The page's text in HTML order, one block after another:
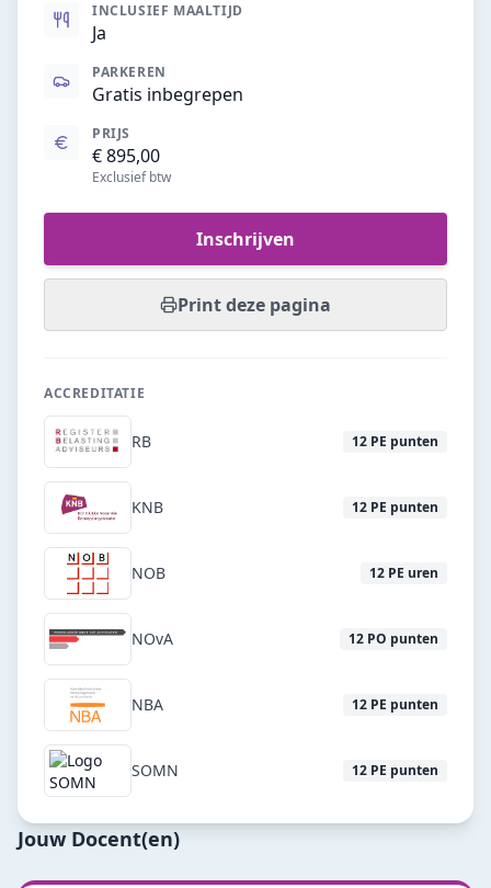
INCLUSIEF MAALTIJD
Ja
PARKEREN
Gratis inbegrepen
PRIJS
€ 895,00
Exclusief btw
Inschrijven
Print deze pagina
ACCREDITATIE
RB 12 PE punten
KNB 12 PE punten
NOB 12 PE uren
NOvA 12 PO punten
NBA 12 PE punten
SOMN 12 PE punten
Jouw Docent(en)